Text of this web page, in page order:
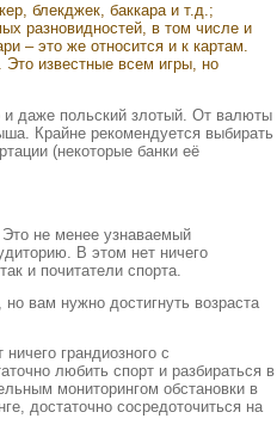
блекджек, баккара и т.д.;
разновидностей, в том числе и
– это же относится и к картам.
известные всем игры, но
даже польский злотый. От валюты
Крайне рекомендуется выбирать
(некоторые банки её
Это не менее узнаваемый
В этом нет ничего
и почитатели спорта.
вам нужно достигнуть возраста
грандиозного с
любить спорт и разбираться в
мониторингом обстановки в
достаточно сосредоточиться на